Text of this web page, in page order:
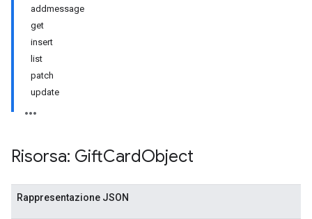
addmessage
get
insert
list
patch
update
Risorsa: GiftCardObject
Rappresentazione JSON